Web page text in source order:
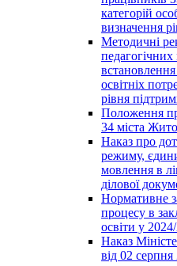
категорій
визначення
Методичні
освітніх
рівня
Положення
34 міста
Наказ про
режиму,
мовлення в
ділової
Нормативне
процесу в
освіти у
Наказ
від 02